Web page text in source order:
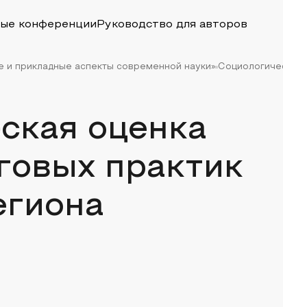
конференции Руководство для авторов
и прикладные аспекты современной науки»
оценка
практик